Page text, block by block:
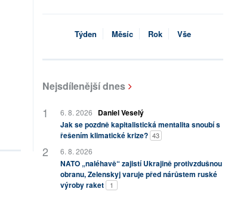
Týden Měsíc Rok Vše
Nejsdílenější dnes
6. 8. 2026
Daniel Veselý
Jak se pozdně kapitalistická mentalita snoubí s
řešením klimatické krize? 43
6. 8. 2026
NATO „naléhavě“ zajistí Ukrajině protivzdušnou
obranu, Zelenskyj varuje před nárůstem ruské
výroby raket
1